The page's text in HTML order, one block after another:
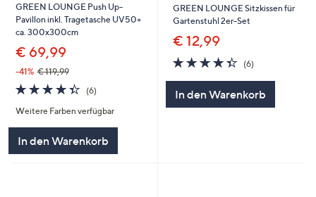
GREEN LOUNGE Push Up-
Pavillon inkl. Tragetasche UV50+
ca. 300x300cm
€ 69,99
-41% € 119,99
4.3
von
5
(6)
Weitere Farben verfügbar
In den Warenkorb
GREEN LOUNGE Sitzkissen für
Gartenstuhl 2er-Set
€ 12,99
4.3
von
5
(6)
In den Warenkorb